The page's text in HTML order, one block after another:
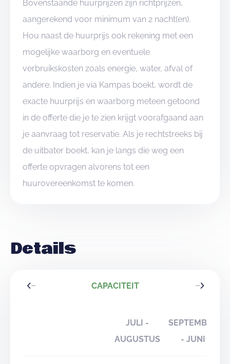
Bovenstaande huurprijzen zijn richtprijzen,
aangerekend voor minimum van 2 nacht(en).
Hou naast de huurprijs ook rekening met een
mogelijke waarborg en eventuele
verbruikskosten zoals energie, water, afval of
andere. Indien je via Kampas boekt, wordt de
exacte huurprijs en waarborg meteen getoond
in de offerte die je te zien krijgt voorafgaand aan
je aanvraag tot reservatie. Als je rechtstreeks bij
de uitbater boekt, kan je langs die weg een
offerte opvragen alvorens tot een
huurovereenkomst te komen.
Details
CAPACITEIT
JULI -
AUGUSTUS
SEPTEMBER
- JUNI